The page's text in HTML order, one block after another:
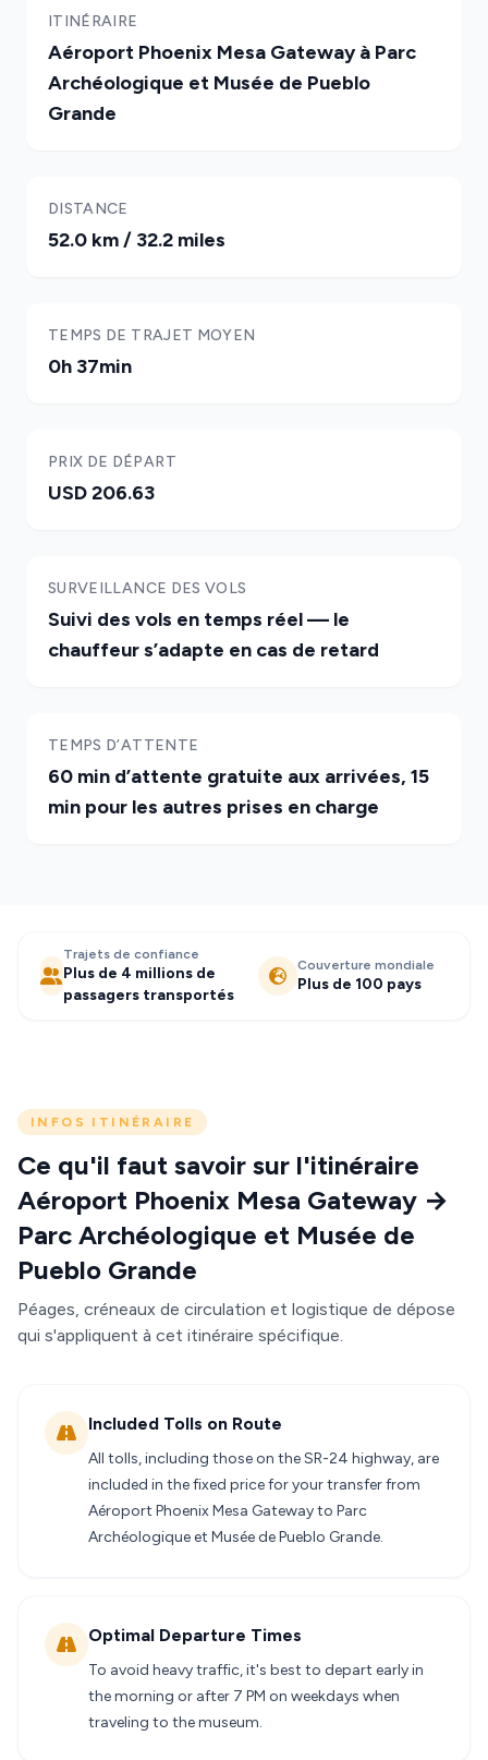
ITINÉRAIRE
Aéroport Phoenix Mesa Gateway à Parc
Archéologique et Musée de Pueblo
Grande
DISTANCE
52.0 km / 32.2 miles
TEMPS DE TRAJET MOYEN
0h 37min
PRIX DE DÉPART
USD 206.63
SURVEILLANCE DES VOLS
Suivi des vols en temps réel — le
chauffeur s’adapte en cas de retard
TEMPS D’ATTENTE
60 min d’attente gratuite aux arrivées, 15
min pour les autres prises en charge
Trajets de confiance
Plus de 4 millions de
passagers transportés
Couverture mondiale
Plus de 100 pays
INFOS ITINÉRAIRE
Ce qu'il faut savoir sur l'itinéraire
Aéroport Phoenix Mesa Gateway →
Parc Archéologique et Musée de
Pueblo Grande
Péages, créneaux de circulation et logistique de dépose
qui s'appliquent à cet itinéraire spécifique.
Included Tolls on Route
All tolls, including those on the SR-24 highway, are
included in the fixed price for your transfer from
Aéroport Phoenix Mesa Gateway to Parc
Archéologique et Musée de Pueblo Grande.
Optimal Departure Times
To avoid heavy traffic, it's best to depart early in
the morning or after 7 PM on weekdays when
traveling to the museum.